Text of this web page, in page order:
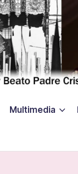
Multimedia